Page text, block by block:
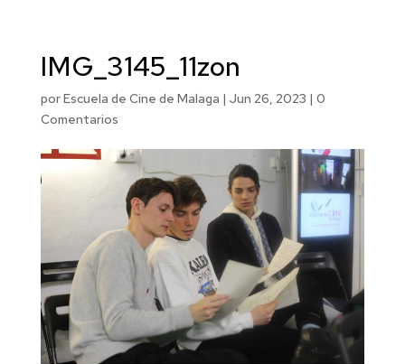
IMG_3145_11zon
porEscuela de Cine de Malaga | Jun 26, 2023 | 0
Comentarios